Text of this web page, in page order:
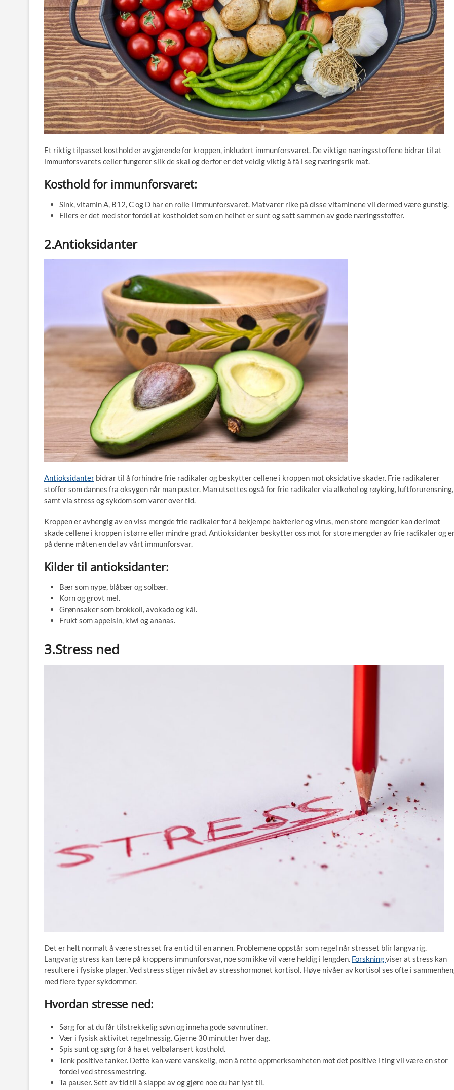
Et riktig tilpasset kosthold er avgjørende for kroppen, inkludert immunforsvaret. De viktige næringsstoffene bidrar til at
immunforsvarets celler fungerer slik de skal og derfor er det veldig viktig å få i seg næringsrik mat.
Kosthold for immunforsvaret:
Sink, vitamin A, B12, C og D har en rolle i immunforsvaret. Matvarer rike på disse vitaminene vil dermed være gunstig.
Ellers er det med stor fordel at kostholdet som en helhet er sunt og satt sammen av gode næringsstoffer.
2.Antioksidanter
Antioksidanter bidrar til å forhindre frie radikaler og beskytter cellene i kroppen mot oksidative skader. Frie radikalerer
stoffer som dannes fra oksygen når man puster. Man utsettes også for frie radikaler via alkohol og røyking, luftforurensning,
samt via stress og sykdom som varer over tid.
Kroppen er avhengig av en viss mengde frie radikaler for å bekjempe bakterier og virus, men store mengder kan derimot
skade cellene i kroppen i større eller mindre grad. Antioksidanter beskytter oss mot for store mengder av frie radikaler og
på denne måten en del av vårt immunforsvar.
Kilder til antioksidanter:
Bær som nype, blåbær og solbær.
Korn og grovt mel.
Grønnsaker som brokkoli, avokado og kål.
Frukt som appelsin, kiwi og ananas.
3.Stress ned
Det er helt normalt å være stresset fra en tid til en annen. Problemene oppstår som regel når stresset blir langvarig.
Langvarig stress kan tære på kroppens immunforsvar, noe som ikke vil være heldig i lengden. Forskningviser at stress kan
resultere i fysiske plager. Ved stress stiger nivået av stresshormonet kortisol. Høye nivåer av kortisol ses ofte i
med flere typer sykdommer.
Hvordan stresse ned:
Sørg for at du får tilstrekkelig søvn og inneha gode søvnrutiner.
Vær i fysisk aktivitet regelmessig. Gjerne 30 minutter hver dag.
Spis sunt og sørg for å ha et velbalansert kosthold.
Tenk positive tanker. Dette kan være vanskelig, men å rette oppmerksomheten mot det positive i ting vil være en stor
fordel ved stressmestring.
Ta pauser. Sett av tid til å slappe av og gjøre noe du har lyst til.